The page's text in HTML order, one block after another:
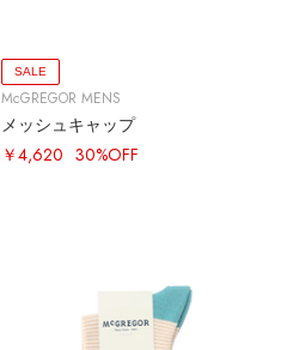
SALE
McGREGOR MENS
メッシュキャップ
￥4,620 30%OFF